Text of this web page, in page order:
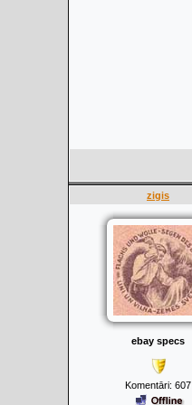
zigis
ebay specs
Komentāri: 607